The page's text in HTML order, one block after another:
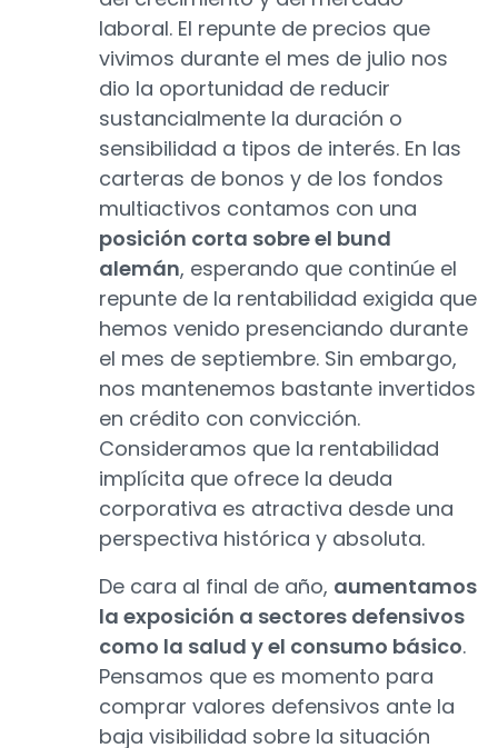
laboral. El repunte de precios que
vivimos durante el mes de julio nos
dio la oportunidad de reducir
sustancialmente la duración o
sensibilidad a tipos de interés. En las
carteras de bonos y de los fondos
multiactivos contamos con una
posición corta sobre el bund
alemán, esperando que continúe el
repunte de la rentabilidad exigida que
hemos venido presenciando durante
el mes de septiembre. Sin embargo,
nos mantenemos bastante invertidos
en crédito con convicción.
Consideramos que la rentabilidad
implícita que ofrece la deuda
corporativa es atractiva desde una
perspectiva histórica y absoluta.
De cara al final de año, aumentamos
la exposición a sectores defensivos
como la salud y el consumo básico.
Pensamos que es momento para
comprar valores defensivos ante la
baja visibilidad sobre la situación